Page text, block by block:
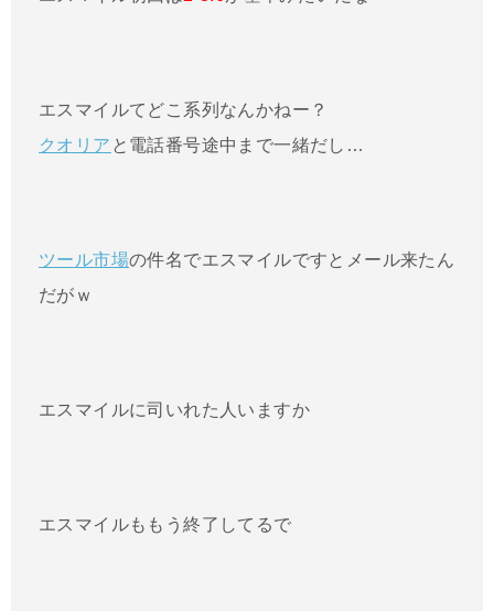
エスマイルてどこ系列なんかねー？
クオリア と電話番号途中まで一緒だし…
ツール市場の件名でエスマイルですとメール来たん
だがｗ
エスマイルに司いれた人いますか
エスマイルももう終了してるで